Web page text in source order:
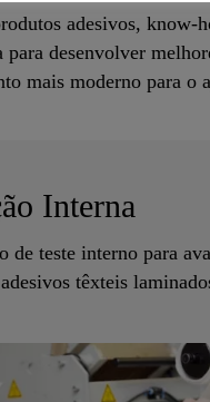
adesivos,
desenvolver
mais moderno para o
Interna
de teste interno para
têxteis